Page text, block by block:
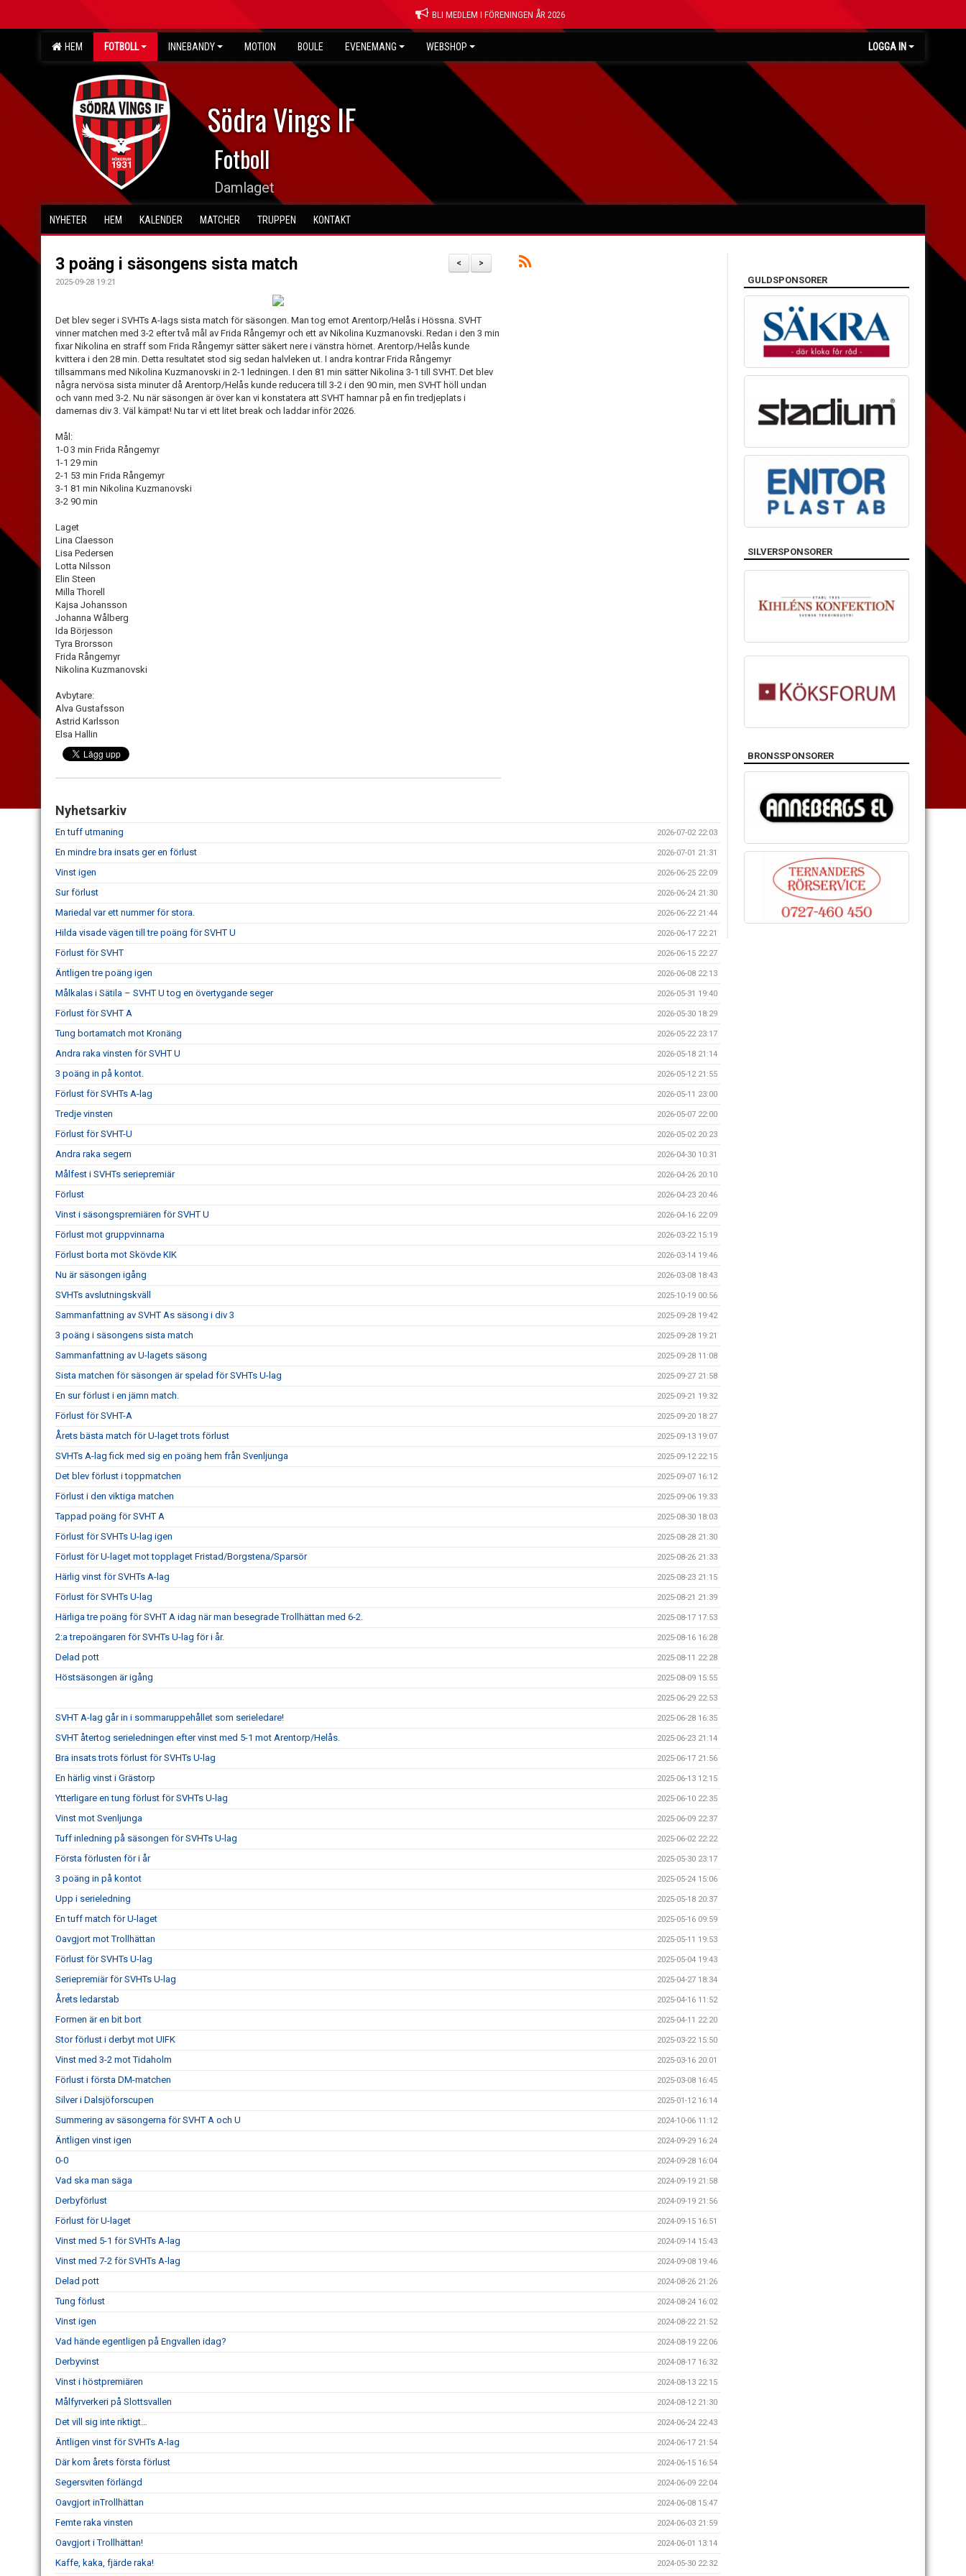
BLI MEDLEM I FÖRENINGEN ÅR 2026
HEM FOTBOLL INNEBANDY MOTION BOULE EVENEMANG WEBSHOP LOGGA IN
Södra Vings IF
Fotboll
Damlaget
NYHETER HEM KALENDER MATCHER TRUPPEN KONTAKT
>
<
3 poäng i säsongens sista match
2025-09-28 19:21
Det blev seger i SVHTs A-lags sista match för säsongen. Man tog emot Arentorp/Helås i Hössna. SVHT
vinner matchen med 3-2 efter två mål av Frida Rångemyr och ett av Nikolina Kuzmanovski. Redan i den 3 min
fixar Nikolina en straff som Frida Rångemyr sätter säkert nere i vänstra hörnet. Arentorp/Helås kunde
kvittera i den 28 min. Detta resultatet stod sig sedan halvleken ut. I andra kontrar Frida Rångemyr
tillsammans med Nikolina Kuzmanovski in 2-1 ledningen. I den 81 min sätter Nikolina 3-1 till SVHT. Det blev
några nervösa sista minuter då Arentorp/Helås kunde reducera till 3-2 i den 90 min, men SVHT höll undan
och vann med 3-2. Nu när säsongen är över kan vi konstatera att SVHT hamnar på en fin tredjeplats i
damernas div 3. Väl kämpat! Nu tar vi ett litet break och laddar inför 2026.
Mål:
1-0 3 min Frida Rångemyr
1-1 29 min
2-1 53 min Frida Rångemyr
3-1 81 min Nikolina Kuzmanovski
3-2 90 min
Laget
Lina Claesson
Lisa Pedersen
Lotta Nilsson
Elin Steen
Milla Thorell
Kajsa Johansson
Johanna Wålberg
Ida Börjesson
Tyra Brorsson
Frida Rångemyr
Nikolina Kuzmanovski
Avbytare:
Alva Gustafsson
Astrid Karlsson
Elsa Hallin
Nyhetsarkiv
En tuff utmaning 2026-07-02 22:03
En mindre bra insats ger en förlust 2026-07-01 21:31
Vinst igen 2026-06-25 22:09
Sur förlust 2026-06-24 21:30
Mariedal var ett nummer för stora. 2026-06-22 21:44
Hilda visade vägen till tre poäng för SVHT U 2026-06-17 22:21
Förlust för SVHT 2026-06-15 22:27
Äntligen tre poäng igen 2026-06-08 22:13
Målkalas i Sätila – SVHT U tog en övertygande seger 2026-05-31 19:40
Förlust för SVHT A 2026-05-30 18:29
Tung bortamatch mot Kronäng 2026-05-22 23:17
Andra raka vinsten för SVHT U 2026-05-18 21:14
3 poäng in på kontot. 2026-05-12 21:55
Förlust för SVHTs A-lag 2026-05-11 23:00
Tredje vinsten 2026-05-07 22:00
Förlust för SVHT-U 2026-05-02 20:23
Andra raka segern 2026-04-30 10:31
Målfest i SVHTs seriepremiär 2026-04-26 20:10
Förlust 2026-04-23 20:46
Vinst i säsongspremiären för SVHT U 2026-04-16 22:09
Förlust mot gruppvinnarna 2026-03-22 15:19
Förlust borta mot Skövde KIK 2026-03-14 19:46
Nu är säsongen igång 2026-03-08 18:43
SVHTs avslutningskväll 2025-10-19 00:56
Sammanfattning av SVHT As säsong i div 3 2025-09-28 19:42
3 poäng i säsongens sista match 2025-09-28 19:21
Sammanfattning av U-lagets säsong 2025-09-28 11:08
Sista matchen för säsongen är spelad för SVHTs U-lag 2025-09-27 21:58
En sur förlust i en jämn match. 2025-09-21 19:32
Förlust för SVHT-A 2025-09-20 18:27
Årets bästa match för U-laget trots förlust 2025-09-13 19:07
SVHTs A-lag fick med sig en poäng hem från Svenljunga 2025-09-12 22:15
Det blev förlust i toppmatchen 2025-09-07 16:12
Förlust i den viktiga matchen 2025-09-06 19:33
Tappad poäng för SVHT A 2025-08-30 18:03
Förlust för SVHTs U-lag igen 2025-08-28 21:30
Förlust för U-laget mot topplaget Fristad/Borgstena/Sparsör 2025-08-26 21:33
Härlig vinst för SVHTs A-lag 2025-08-23 21:15
Förlust för SVHTs U-lag 2025-08-21 21:39
Härliga tre poäng för SVHT A idag när man besegrade Trollhättan med 6-2. 2025-08-17 17:53
2:a trepoängaren för SVHTs U-lag för i år. 2025-08-16 16:28
Delad pott 2025-08-11 22:28
Höstsäsongen är igång 2025-08-09 15:55
2025-06-29 22:53
SVHT A-lag går in i sommaruppehållet som serieledare! 2025-06-28 16:35
SVHT återtog serieledningen efter vinst med 5-1 mot Arentorp/Helås. 2025-06-23 21:14
Bra insats trots förlust för SVHTs U-lag 2025-06-17 21:56
En härlig vinst i Grästorp 2025-06-13 12:15
Ytterligare en tung förlust för SVHTs U-lag 2025-06-10 22:35
Vinst mot Svenljunga 2025-06-09 22:37
Tuff inledning på säsongen för SVHTs U-lag 2025-06-02 22:22
Första förlusten för i år 2025-05-30 23:17
3 poäng in på kontot 2025-05-24 15:06
Upp i serieledning 2025-05-18 20:37
En tuff match för U-laget 2025-05-16 09:59
Oavgjort mot Trollhättan 2025-05-11 19:53
Förlust för SVHTs U-lag 2025-05-04 19:43
Seriepremiär för SVHTs U-lag 2025-04-27 18:34
Årets ledarstab 2025-04-16 11:52
Formen är en bit bort 2025-04-11 22:20
Stor förlust i derbyt mot UIFK 2025-03-22 15:50
Vinst med 3-2 mot Tidaholm 2025-03-16 20:01
Förlust i första DM-matchen 2025-03-08 16:45
Silver i Dalsjöforscupen 2025-01-12 16:14
Summering av säsongerna för SVHT A och U 2024-10-06 11:12
Äntligen vinst igen 2024-09-29 16:24
0-0 2024-09-28 16:04
Vad ska man säga 2024-09-19 21:58
Derbyförlust 2024-09-19 21:56
Förlust för U-laget 2024-09-15 16:51
Vinst med 5-1 för SVHTs A-lag 2024-09-14 15:43
Vinst med 7-2 för SVHTs A-lag 2024-09-08 19:46
Delad pott 2024-08-26 21:26
Tung förlust 2024-08-24 16:02
Vinst igen 2024-08-22 21:52
Vad hände egentligen på Engvallen idag? 2024-08-19 22:06
Derbyvinst 2024-08-17 16:32
Vinst i höstpremiären 2024-08-13 22:15
Målfyrverkeri på Slottsvallen 2024-08-12 21:30
Det vill sig inte riktigt… 2024-06-24 22:43
Äntligen vinst för SVHTs A-lag 2024-06-17 21:54
Där kom årets första förlust 2024-06-15 16:54
Segersviten förlängd 2024-06-09 22:04
Oavgjort inTrollhättan 2024-06-08 15:47
Femte raka vinsten 2024-06-03 21:59
Oavgjort i Trollhättan! 2024-06-01 13:14
Kaffe, kaka, fjärde raka! 2024-05-30 22:32
GULDSPONSORER
SILVERSPONSORER
BRONSSPONSORER